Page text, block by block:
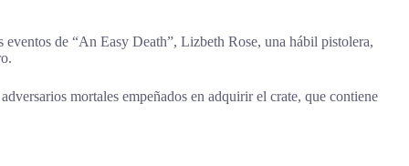
de “An Easy Death”, Lizbeth Rose, una hábil pistolera,
mortales empeñados en adquirir el crate, que contiene